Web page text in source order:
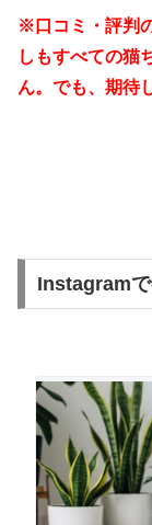
※口コミ・評判
しもすべての猫
ん。でも、期待
Instagramで